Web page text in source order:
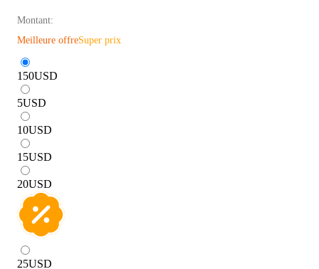
Montant:
Meilleure offreSuper prix
150USD
5USD
10USD
15USD
20USD
25USD